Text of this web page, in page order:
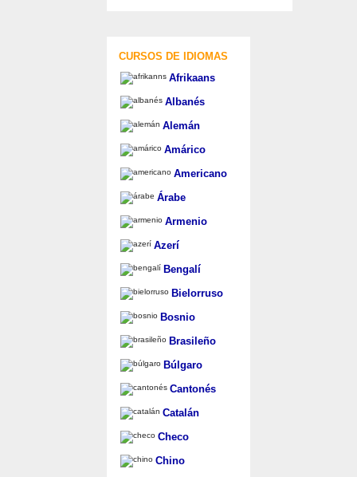
CURSOS DE IDIOMAS
Afrikaans
Albanés
Alemán
Amárico
Americano
Árabe
Armenio
Azerí
Bengalí
Bielorruso
Bosnio
Brasileño
Búlgaro
Cantonés
Catalán
Checo
Chino